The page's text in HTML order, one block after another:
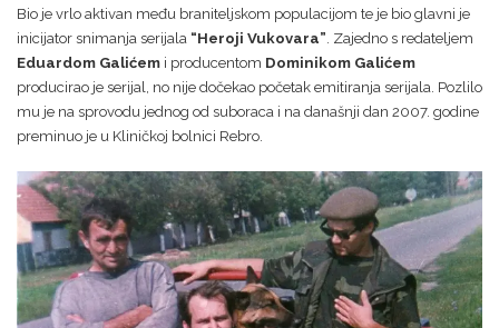
Bio je vrlo aktivan među braniteljskom populacijom te je bio glavni je
inicijator snimanja serijala “Heroji Vukovara”. Zajedno s redateljem
Eduardom Galićem i producentom Dominikom Galićem
producirao je serijal, no nije dočekao početak emitiranja serijala. Pozlilo
mu je na sprovodu jednog od suboraca i na današnji dan 2007. godine
preminuo je u Kliničkoj bolnici Rebro.